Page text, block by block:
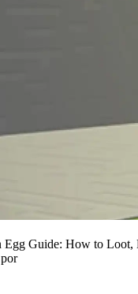
Egg Guide: How to Loot,
por